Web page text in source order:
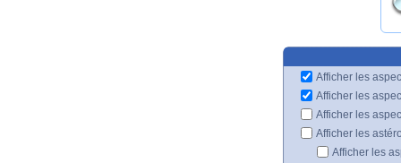
Afficher les
Afficher les
Afficher les
Afficher les
Afficher les